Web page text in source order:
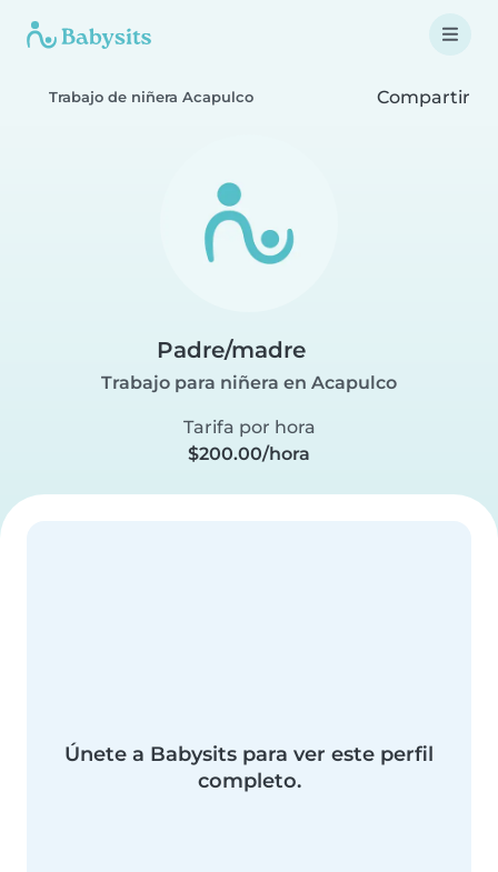
Trabajo de niñera Acapulco Compartir
Padre/madre
Trabajo para niñera en Acapulco
Tarifa por hora
$200.00/hora
Únete a Babysits para ver este perfil
completo.